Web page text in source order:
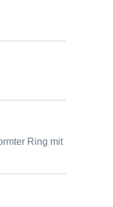
Ring mit